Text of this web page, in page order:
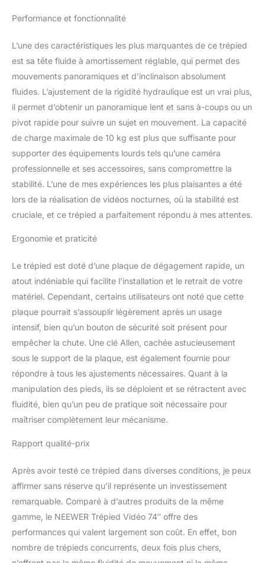
est équipée de deux
contrôler la quantité de
ou de l'inclinaison de la
tête. Utilisez le bouton
d'amortissement latéral
pour régler la résistance
au liquide du mouvement
d'inclinaison ou tournez
l'anneau inférieur pour
changer la résistance du
liquide dans l'axe de
pivotement pour
permettre des prises de
vue uniformes sans
tremblements ni
deux modes de
changement rapide
compatibles avec DJI RS2
RS3 RS3 PRO cardan ou
les plaques à dégagement
rapide 501PL. Par rapport
à la structure d'insertion
traditionnelle, vous
pouvez appuyer sur la
plaque de dégagement
rapide directement depuis
le haut de la tête fluide et
la verrouiller en 1 seconde,
latéral pour basculer entre
efficacement Réglage
facile de la hauteur du
trépied : avec 3 sections
de pieds télescopiques et
fermetures rapides, le
trépied peut être
Performance et fonctionnalité
L’une des caractéristiques les plus marquantes de ce trépied
est sa tête fluide à amortissement réglable, qui permet des
mouvements panoramiques et d’inclinaison absolument
fluides. L’ajustement de la rigidité hydraulique est un vrai plus,
il permet d’obtenir un panoramique lent et sans à-coups ou un
pivot rapide pour suivre un sujet en mouvement. La capacité
de charge maximale de 10 kg est plus que suffisante pour
supporter des équipements lourds tels qu’une caméra
professionnelle et ses accessoires, sans compromettre la
stabilité. L’une de mes expériences les plus plaisantes a été
lors de la réalisation de vidéos nocturnes, où la stabilité est
cruciale, et ce trépied a parfaitement répondu à mes attentes.
Ergonomie et praticité
Le trépied est doté d’une plaque de dégagement rapide, un
atout indéniable qui facilite l’installation et le retrait de votre
matériel. Cependant, certains utilisateurs ont noté que cette
plaque pourrait s’assouplir légèrement après un usage
intensif, bien qu’un bouton de sécurité soit présent pour
empêcher la chute. Une clé Allen, cachée astucieusement
sous le support de la plaque, est également fournie pour
répondre à tous les ajustements nécessaires. Quant à la
manipulation des pieds, ils se déploient et se rétractent avec
fluidité, bien qu’un peu de pratique soit nécessaire pour
maîtriser complètement leur mécanisme.
Rapport qualité-prix
Après avoir testé ce trépied dans diverses conditions, je peux
affirmer sans réserve qu’il représente un investissement
remarquable. Comparé à d’autres produits de la même
gamme, le NEEWER Trépied Vidéo 74″ offre des
performances qui valent largement son coût. En effet, bon
nombre de trépieds concurrents, deux fois plus chers,